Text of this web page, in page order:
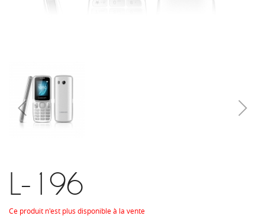
L-196
Ce produit n'est plus disponible à la vente